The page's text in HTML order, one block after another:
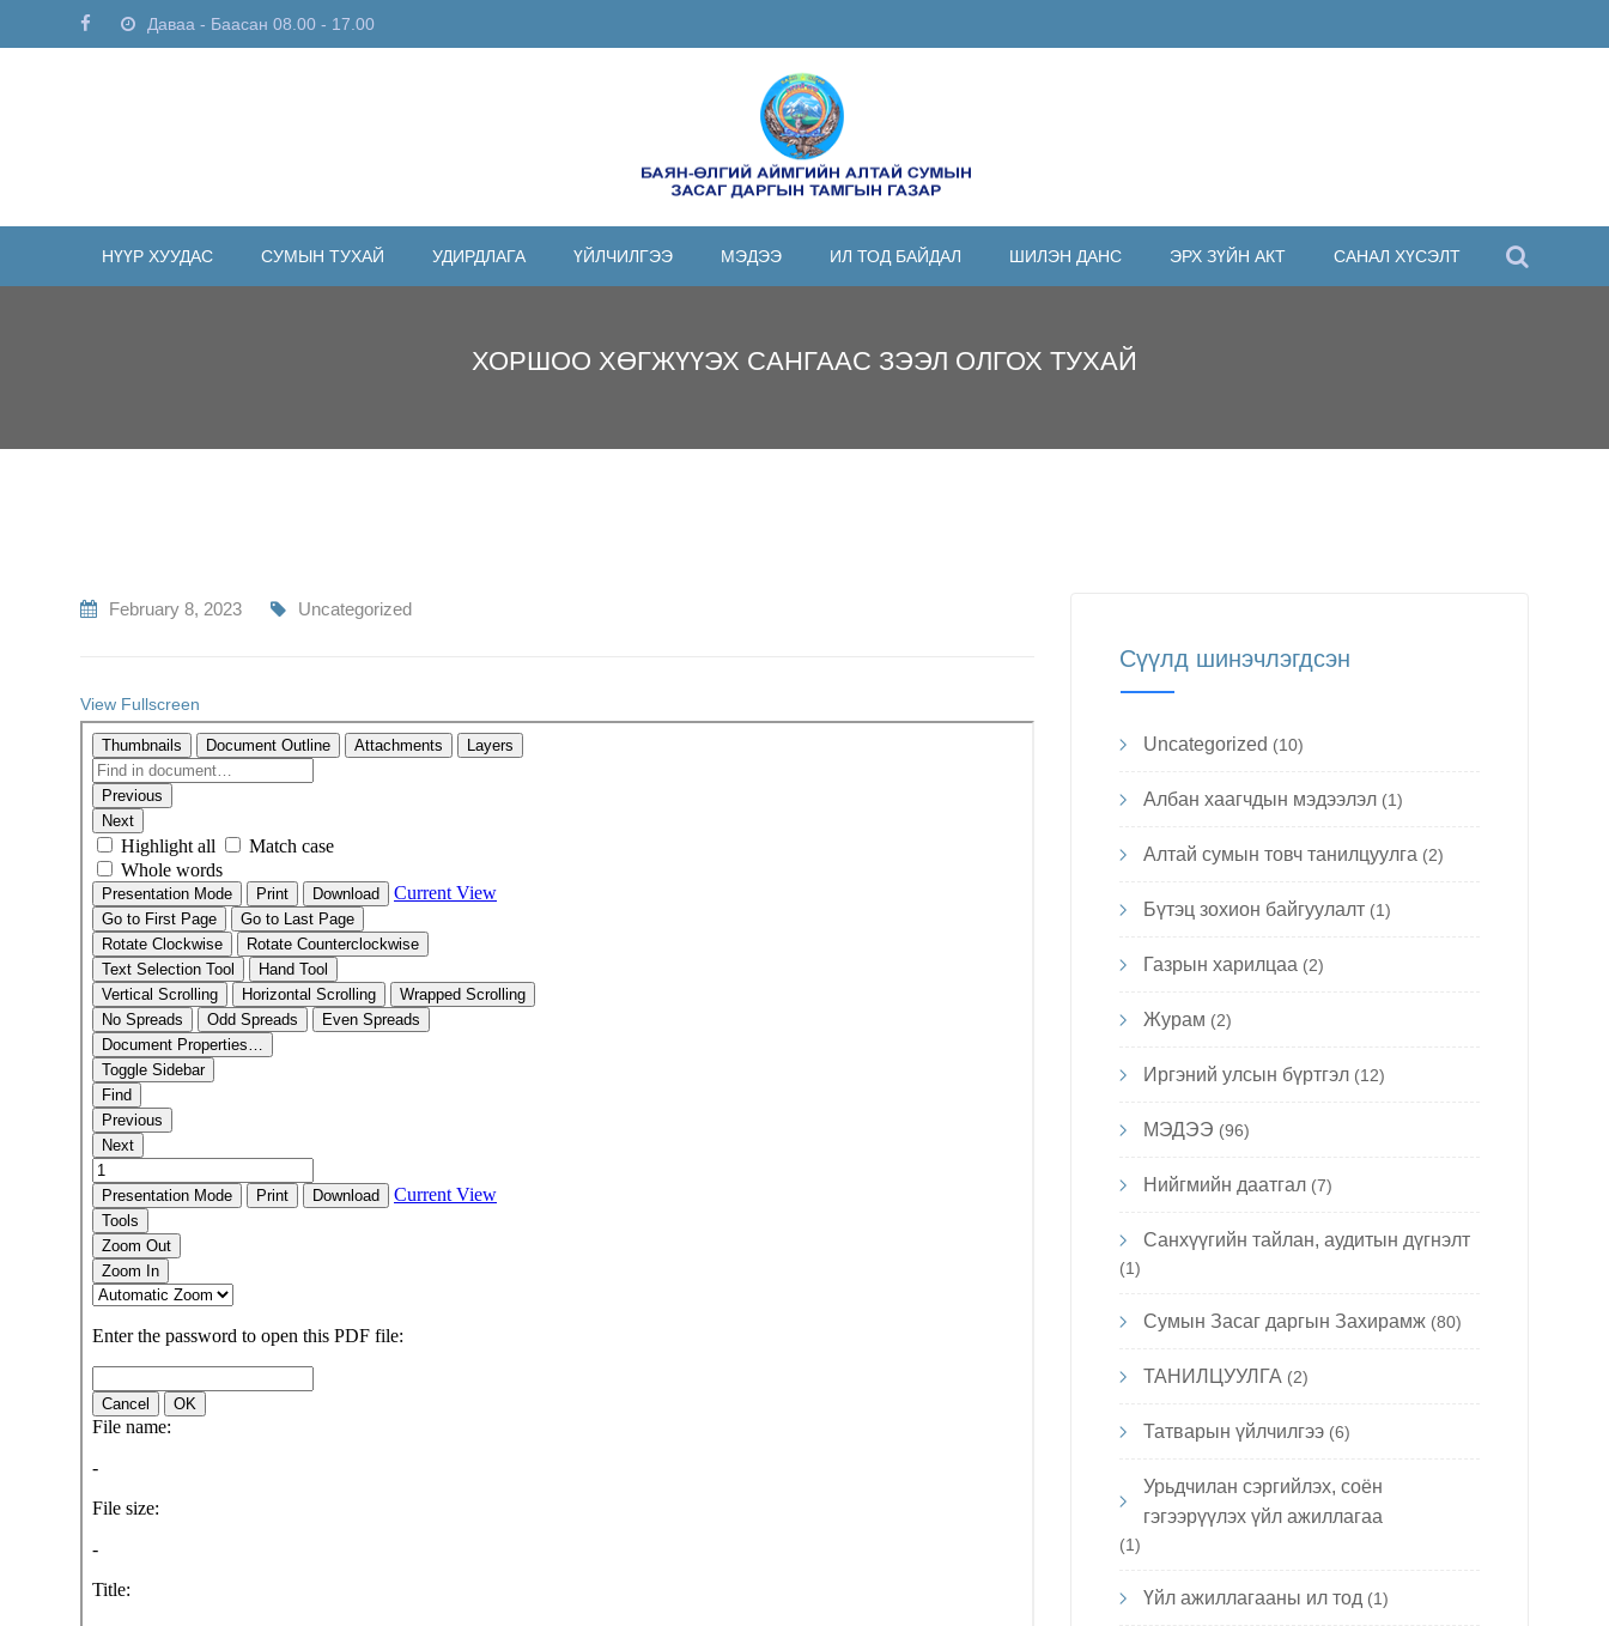
to
Даваа - Баасан 08.00 - 17.00
НҮҮР ХУУДАС СУМЫН ТУХАЙ УДИРДЛАГА ҮЙЛЧИЛГЭЭ МЭДЭЭ ИЛ ТОД БАЙДАЛ ШИЛЭН ДАНС ЭРХ ЗҮЙН АКТ САНАЛ ХҮСЭЛТ
ХОРШОО ХӨГЖҮҮЭХ САНГААС ЗЭЭЛ ОЛГОХ ТУХАЙ
February 8, 2023 Uncategorized
View Fullscreen
Сүүлд шинэчлэгдсэн
Uncategorized (10)
Албан хаагчдын мэдээлэл(1)
Алтай сумын товч танилцуулга (2)
Бүтэц зохион байгуулалт(1)
Газрын харилцаа (2)
Журам (2)
Иргэний улсын бүртгэл(12)
МЭДЭЭ (96)
Нийгмийн даатгал(7)
Санхүүгийн тайлан, аудитын дүгнэлт
(1)
Сумын Засаг даргын Захирамж(80)
ТАНИЛЦУУЛГА (2)
Татварын үйлчилгээ(6)
Урьдчилан сэргийлэх, соён
гэгээрүүлэх үйл ажиллагаа
(1)
Үйл ажиллагааны ил тод (1)